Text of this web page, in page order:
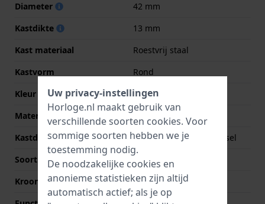
Diameter
42 mm
Kastdikte
13 mm
Kast materiaal
Roestvrij staal
Kastvorm
Rond
Kleur kast
Zilver
Materiaal kastdeksel
Roestvrij staal
Kastdeksel
Geschroefde achterdeksel
Soort glas
K1 Mineraal
Kroon
Trek kroon
Uw privacy-instellingen
Horloge.nl maakt gebruik van
verschillende soorten cookies. Voor
sommige soorten hebben we je
toestemming nodig.
De noodzakelijke cookies en
anonieme statistieken zijn altijd
automatisch actief; als je op